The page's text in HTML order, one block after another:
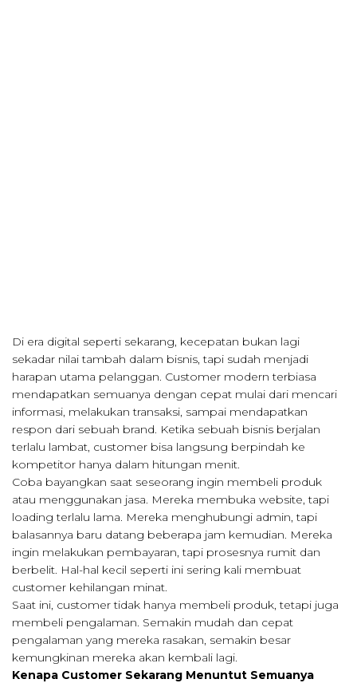
Di era digital seperti sekarang, kecepatan bukan lagi
sekadar nilai tambah dalam bisnis, tapi sudah menjadi
harapan utama pelanggan. Customer modern terbiasa
mendapatkan semuanya dengan cepat mulai dari mencari
informasi, melakukan transaksi, sampai mendapatkan
respon dari sebuah brand. Ketika sebuah bisnis berjalan
terlalu lambat, customer bisa langsung berpindah ke
kompetitor hanya dalam hitungan menit.
Coba bayangkan saat seseorang ingin membeli produk
atau menggunakan jasa. Mereka membuka website, tapi
loading terlalu lama. Mereka menghubungi admin, tapi
balasannya baru datang beberapa jam kemudian. Mereka
ingin melakukan pembayaran, tapi prosesnya rumit dan
berbelit. Hal-hal kecil seperti ini sering kali membuat
customer kehilangan minat.
Saat ini, customer tidak hanya membeli produk, tetapi juga
membeli pengalaman. Semakin mudah dan cepat
pengalaman yang mereka rasakan, semakin besar
kemungkinan mereka akan kembali lagi.
Kenapa Customer Sekarang Menuntut Semuanya